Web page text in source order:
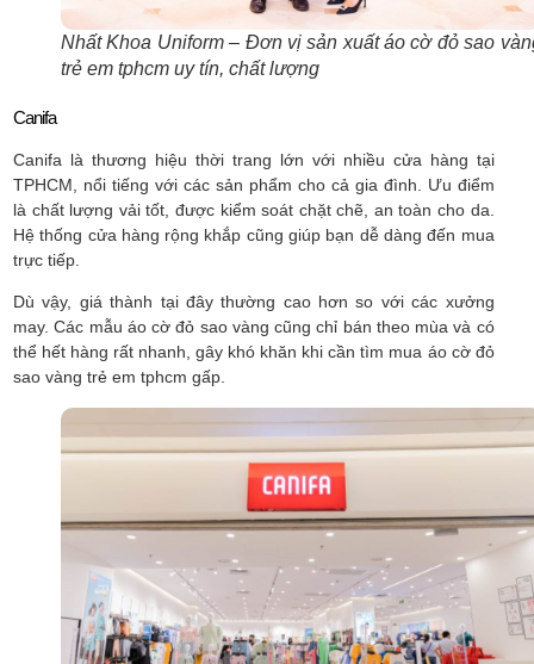
Nhất Khoa Uniform – Đơn vị sản xuất áo cờ đỏ sao
trẻ em tphcm uy tín, chất lượng
Canifa
Canifa là thương hiệu thời trang lớn với nhiều cửa hàng tại
TPHCM, nổi tiếng với các sản phẩm cho cả gia đình. Ưu điểm
là chất lượng vải tốt, được kiểm soát chặt chẽ, an toàn cho da.
Hệ thống cửa hàng rộng khắp cũng giúp bạn dễ dàng đến mua
trực tiếp.
Dù vậy, giá thành tại đây thường cao hơn so với các xưởng
may. Các mẫu áo cờ đỏ sao vàng cũng chỉ bán theo mùa và có
thể hết hàng rất nhanh, gây khó khăn khi cần tìm mua áo cờ đỏ
sao vàng trẻ em tphcm gấp.